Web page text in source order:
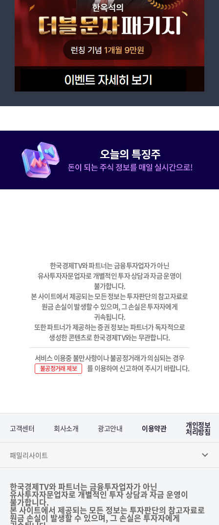
중기-주도,중기-가치,장기-가치
앞으로도 저의 경험과 노하우를 바탕으로 신뢰할
수 있는 투자 길잡이가 되어드리겠습니다.
단기-급등,단기-테마,스윙-우량
한국경제TV와 파트너는 금융투자업자가 아닌
유사투자자문업자로 개별적인 투자 상담과 자금 운영이
불가합니다.
본 사이트에서 제공되는 모든 정보는 투자판단의 참고자료로
원금 손실이 발생할 수 있으며, 그 손실은 투자자에게
귀속됩니다.
또한 파트너가 제공하는 증권 정보는 파트너가 독자적으로
생성한 콘텐츠로 한국경제TV와는 무관합니다.
서비스 이용중 불만사항이나 불공정거래가 의심되는 경우
불공정거래 제보 를 이용하여 신고하여 주시기 바랍니다.
고객센터 회사소개 광고안내 이용약관 개인정보
처리방침
패밀리사이트
한국경제TV와 파트너는 금융투자업자가 아닌
유사투자자문업자로 개별적인 투자 상담과 자금 운영이
불가합니다.
본 사이트에서 제공되는 모든 정보는 투자판단의 참고자료로
원금 손실이 발생할 수 있으며, 그 손실은 투자자에게